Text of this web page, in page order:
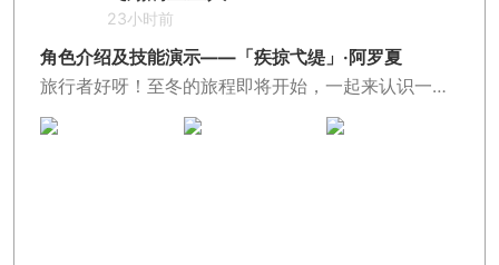
23小时前
角色介绍及技能演示——「疾掠弋缇」·阿罗夏
旅行者好呀！至冬的旅程即将开始，一起来认识一下为我们领路的新伙伴——阿罗夏吧！推进魔神任务「无神怜爱的雪国」过程中，可邀请阿罗夏加入队伍！同时，在8月12日版本更新后，阿罗夏的祈愿获取概率也将大幅提升！接下来一起看看，他有哪些在至冬行走的独门绝技吧~